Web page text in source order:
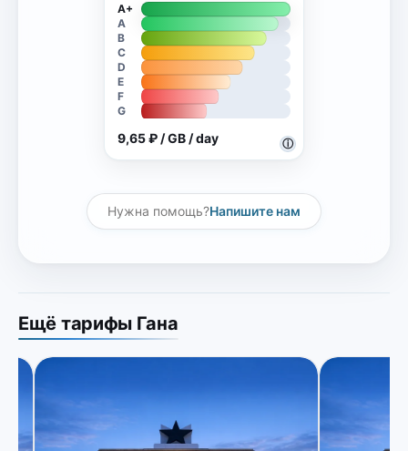
ⓘ
A+
A
B
C
D
E
F
G
9,65 ₽ / GB / day
Нужна помощь?Напишите нам
Ещё тарифы Гана